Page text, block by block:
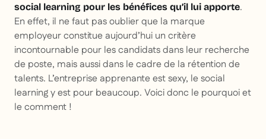
social learning pour les bénéfices qu’il lui apporte.
En effet, il ne faut pas oublier que la marque
employeur constitue aujourd’hui un critère
incontournable pour les candidats dans leur recherche
de poste, mais aussi dans le cadre de la rétention de
talents. L’entreprise apprenante est sexy, le social
learning y est pour beaucoup. Voici donc le pourquoi et
le comment !